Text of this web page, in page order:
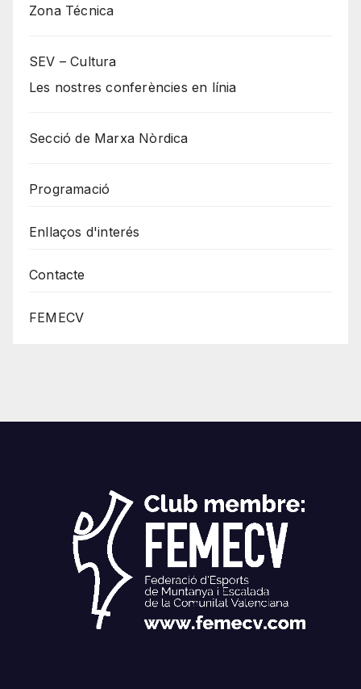
Zona Técnica
SEV – Cultura
Les nostres conferències en línia
Secció de Marxa Nòrdica
Programació
Enllaços d'interés
Contacte
FEMECV